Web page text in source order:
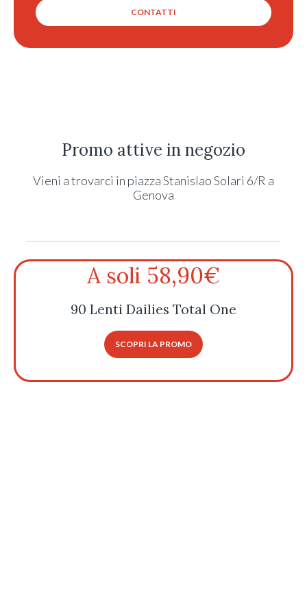
CONTATTI
Promo attive in negozio
Vieni a trovarci in piazza Stanislao Solari 6/R a
Genova
A soli 58,90€
90 Lenti Dailies Total One
SCOPRI LA PROMO